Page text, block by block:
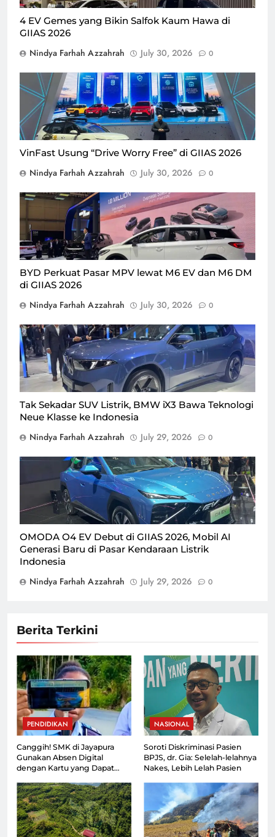
4 EV Gemes yang Bikin Salfok Kaum Hawa di
GIIAS 2026
Nindya Farhah Azzahrah July 30, 2026 0
Head of Training Department VinFast Indonesia Rinaldi
Ramdani, saat mempresentasikan konsep "Drive Worry
Free" dari VinFast di GIIAS 2026, Rabu (29/7)/Foto : Dok.
GPriority (Nindya Farhah Azzahrah)
VinFast Usung “Drive Worry Free” di GIIAS 2026
Nindya Farhah Azzahrah July 30, 2026 0
PT BYD Motor Indonesia memperkenalkan dua pilihan
teknologi dalam keluarga BYD M6, yakni kendaraan
listrik murni atau Battery Electric Vehicle (EV) dan Dual
Mode (DM), pada acara GIIAS 2026, Rabu (29/7)/Foto : Dok.
GPriority (Nindya Farhah Azzahrah)
BYD Perkuat Pasar MPV lewat M6 EV dan M6 DM
di GIIAS 2026
Nindya Farhah Azzahrah July 30, 2026 0
BMW iX3 perdana meluncur di GIIAS 2026, Rabu
(29/7)/Foto : Dok. GPriority (Nindya Farhah Azzahrah)
Tak Sekadar SUV Listrik, BMW iX3 Bawa Teknologi
Neue Klasse ke Indonesia
Nindya Farhah Azzahrah July 29, 2026 0
OMODA O4 EV meluncur di GIIAS 2026, Rabu (29/7)/Foto
: Dok. GPriority (Nindya Farhah Azzahrah)
OMODA O4 EV Debut di GIIAS 2026, Mobil AI
Generasi Baru di Pasar Kendaraan Listrik
Indonesia
Nindya Farhah Azzahrah July 29, 2026 0
Berita Terkini
PENDIDIKAN
Canggih! SMK di Jayapura
Gunakan Absen Digital
dengan Kartu yang Dapat
NASIONAL
Soroti Diskriminasi Pasien
BPJS, dr. Gia: Selelah-lelahnya
Nakes, Lebih Lelah Pasien